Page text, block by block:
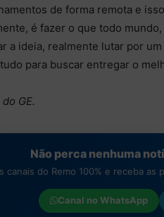
de forma remota e
é fazer o que todo
a ideia, realmente lutar por
para buscar entregar o
GE.
Não perca nenhuma
canais do Remo 100% e receba
Canal noWhatsApp